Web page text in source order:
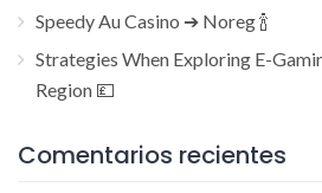
Speedy Au Casino ➔ Noreg 🍾
Strategies When Exploring E-
Region 💷
Comentarios recientes